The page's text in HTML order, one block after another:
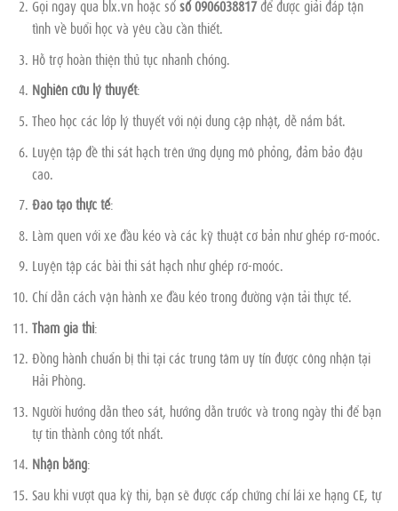
Gọi ngay qua blx.vn hoặc sốsố 0906038817để được giải đáp tận
tình về buổi học và yêu cầu cần thiết.
Hỗ trợ hoàn thiện thủ tục nhanh chóng.
Nghiên cứu lý thuyết:
Theo học các lớp lý thuyết với nội dung cập nhật, dễ nắm bắt.
Luyện tập đề thi sát hạch trên ứng dụng mô phỏng, đảm bảo đậu
cao.
Đào tạo thực tế:
Làm quen với xe đầu kéo và các kỹ thuật cơ bản như ghép rơ-moóc.
Luyện tập các bài thi sát hạch như ghép rơ-moóc.
Chỉ dẫn cách vận hành xe đầu kéo trong đường vận tải thực tế.
Tham gia thi:
Đồng hành chuẩn bị thi tại các trung tâm uy tín được công nhận tại
Hải Phòng.
Người hướng dẫn theo sát, hướng dẫn trước và trong ngày thi để bạn
tự tin thành công tốt nhất.
Nhận bằng:
Sau khi vượt qua kỳ thi, bạn sẽ được cấp chứng chỉ lái xe hạng CE, tự